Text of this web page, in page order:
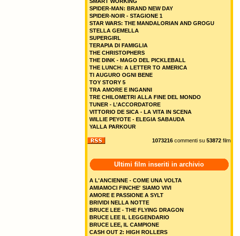
SPIDER-MAN: BRAND NEW DAY
SPIDER-NOIR - STAGIONE 1
STAR WARS: THE MANDALORIAN AND GROGU
STELLA GEMELLA
SUPERGIRL
TERAPIA DI FAMIGLIA
THE CHRISTOPHERS
THE DINK - MAGO DEL PICKLEBALL
THE LUNCH: A LETTER TO AMERICA
TI AUGURO OGNI BENE
TOY STORY 5
TRA AMORE E INGANNI
TRE CHILOMETRI ALLA FINE DEL MONDO
TUNER - L’ACCORDATORE
VITTORIO DE SICA - LA VITA IN SCENA
WILLIE PEYOTE - ELEGIA SABAUDA
YALLA PARKOUR
1073216 commenti su 53872 film
Ultimi film inseriti in archivio
A L'ANCIENNE - COME UNA VOLTA
AMIAMOCI FINCHE' SIAMO VIVI
AMORE E PASSIONE A SYLT
BRIVIDI NELLA NOTTE
BRUCE LEE - THE FLYING DRAGON
BRUCE LEE IL LEGGENDARIO
BRUCE LEE, IL CAMPIONE
CASH OUT 2: HIGH ROLLERS